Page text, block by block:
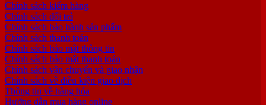
Chính sách kiểm hàng
Chính sách đổi trả
Chính sách bảo hành sản phẩm
Chính sách thanh toán
Chính sách bảo mật thông tin
Chính sách bảo mật thanh toán
Chính sách vận chuyển và giao nhận
Chính sách về điều kiện giao dịch
Thông tin về hàng hóa
Hướng dẫn mua hàng online